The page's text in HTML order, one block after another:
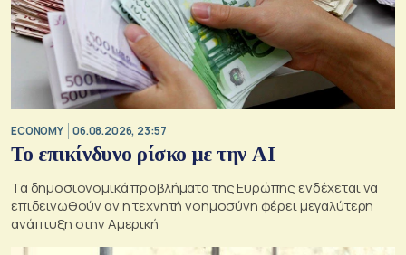
ECONOMY 06.08.2026, 23:57
Το επικίνδυνο ρίσκο με την ΑΙ
Τα δημοσιονομικά προβλήματα της Ευρώπης ενδέχεται να
επιδεινωθούν αν η τεχνητή νοημοσύνη φέρει μεγαλύτερη
ανάπτυξη στην Αμερική